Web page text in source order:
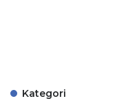
Kategori